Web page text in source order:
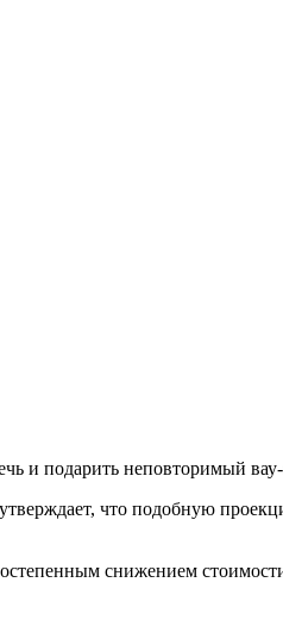
и подарить неповторимый
что подобную
снижением